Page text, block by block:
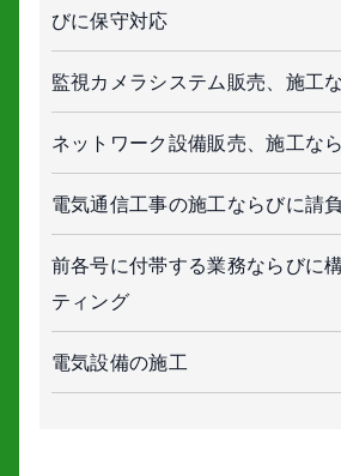
びに保守対応
監視カメラシステム販売、施工
ネットワーク設備販売、施工な
電気通信工事の施工ならびに請負
前各号に付帯する業務ならびに
ティング
電気設備の施工